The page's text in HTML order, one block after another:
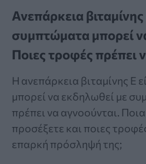
Ανεπάρκεια
συμπτώματα μπορεί
Ποιες τροφές πρέπει
Η ανεπάρκεια βιταμίνης Ε
μπορεί να εκδηλωθεί με
πρέπει να αγνοούνται.
προσέξετε και ποιες
επαρκή πρόσληψή της;